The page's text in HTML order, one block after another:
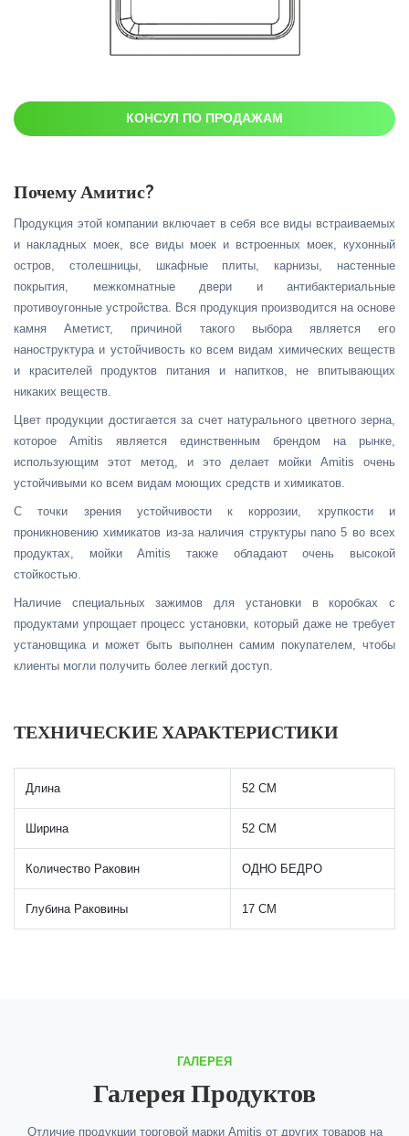
КОНСУЛ ПО ПРОДАЖАМ
Почему Амитис?
Продукция этой компании включает в себя все виды встраиваемых
и накладных моек, все виды моек и встроенных моек, кухонный
остров, столешницы, шкафные плиты, карнизы, настенные
покрытия, межкомнатные двери и антибактериальные
противоугонные устройства. Вся продукция производится на основе
камня Аметист, причиной такого выбора является его
наноструктура и устойчивость ко всем видам химических веществ
и красителей продуктов питания и напитков, не впитывающих
никаких веществ.
Цвет продукции достигается за счет натурального цветного зерна,
которое Amitis является единственным брендом на рынке,
использующим этот метод, и это делает мойки Amitis очень
устойчивыми ко всем видам моющих средств и химикатов.
С точки зрения устойчивости к коррозии, хрупкости и
проникновению химикатов из-за наличия структуры nano 5 во всех
продуктах, мойки Amitis также обладают очень высокой
стойкостью.
Наличие специальных зажимов для установки в коробках с
продуктами упрощает процесс установки, который даже не требует
установщика и может быть выполнен самим покупателем, чтобы
клиенты могли получить более легкий доступ.
ТЕХНИЧЕСКИЕ ХАРАКТЕРИСТИКИ
Длина 52 СМ
Ширина 52 СМ
Количество Раковин ОДНО БЕДРО
Глубина Раковины 17 СМ
ГАЛЕРЕЯ
Галерея Продуктов
Отличие продукции торговой марки Amitis от других товаров на